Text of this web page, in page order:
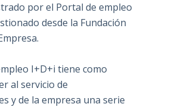
por el Portal de empleo
desde la Fundación
I+D+i tiene como
al servicio de
y de la empresa una serie